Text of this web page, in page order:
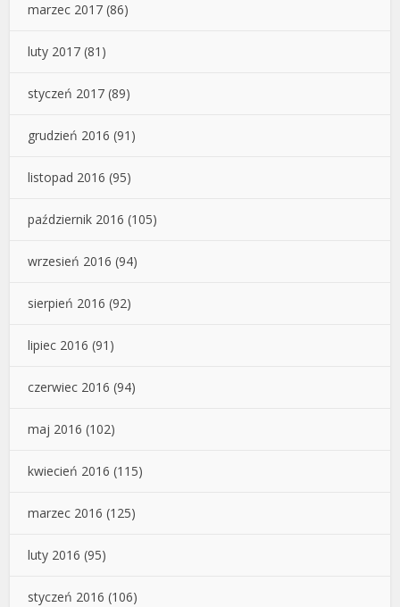
marzec 2017 (86)
luty 2017 (81)
styczeń 2017 (89)
grudzień 2016 (91)
listopad 2016 (95)
październik 2016 (105)
wrzesień 2016 (94)
sierpień 2016 (92)
lipiec 2016 (91)
czerwiec 2016 (94)
maj 2016 (102)
kwiecień 2016 (115)
marzec 2016 (125)
luty 2016 (95)
styczeń 2016 (106)